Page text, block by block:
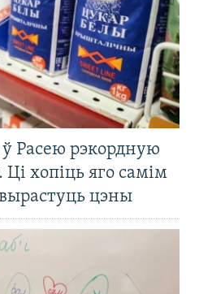
ў Расею рэкордную
хопіць яго самім
цэны